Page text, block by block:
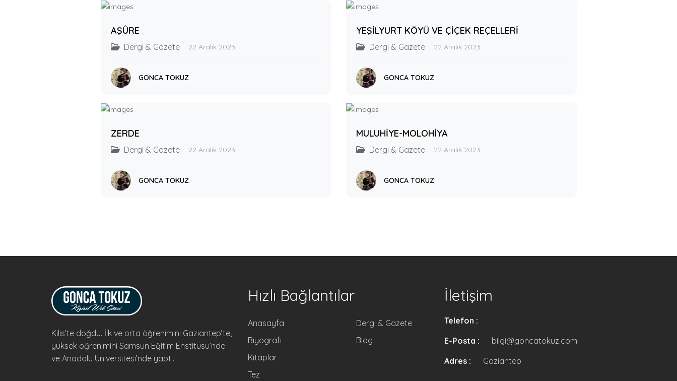
AŞÛRE
Dergi & Gazete 22 Aralık 2023
GONCA TOKUZ
YEŞİLYURT KÖYÜ VE ÇİÇEK REÇELLERİ
Dergi & Gazete 22 Aralık 2023
GONCA TOKUZ
ZERDE
Dergi & Gazete 22 Aralık 2023
GONCA TOKUZ
MULUHİYE-MOLOHİYA
Dergi & Gazete 22 Aralık 2023
GONCA TOKUZ
Kilis’te doğdu. İlk ve orta öğrenimini Gaziantep’te,
yüksek öğrenimini Samsun Eğitim Enstitüsü’nde
ve Anadolu Üniversitesi’nde yaptı.
Hızlı Bağlantılar
Anasayfa
Biyografi
Kitaplar
Tez
Dergi & Gazete
Blog
İletişim
Telefon :
E-Posta :
bilgi@goncatokuz.com
Adres :
Gaziantep